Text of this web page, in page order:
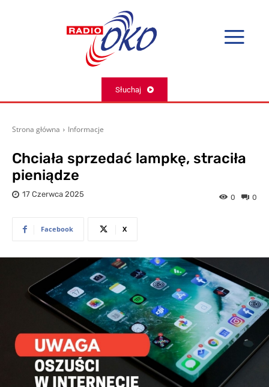
Słuchaj
Strona główna Informacje
Chciała sprzedać lampkę, straciła
pieniądze
17 Czerwca 2025 0
0
Facebook X